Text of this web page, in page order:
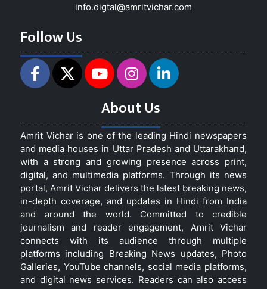
info.digtal@amritvichar.com
Follow Us
About Us
Amrit Vichar is one of the leading Hindi newspapers
and media houses in Uttar Pradesh and Uttarakhand,
with a strong and growing presence across print,
digital, and multimedia platforms. Through its news
portal, Amrit Vichar delivers the latest breaking news,
in-depth coverage, and updates in Hindi from India
and around the world. Committed to credible
journalism and reader engagement, Amrit Vichar
connects with its audience through multiple
platforms including Breaking News updates, Photo
Galleries, YouTube channels, social media platforms,
and digital news services. Readers can also access